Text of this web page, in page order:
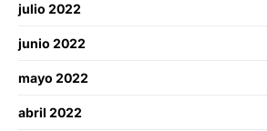
julio 2022
junio 2022
mayo 2022
abril 2022